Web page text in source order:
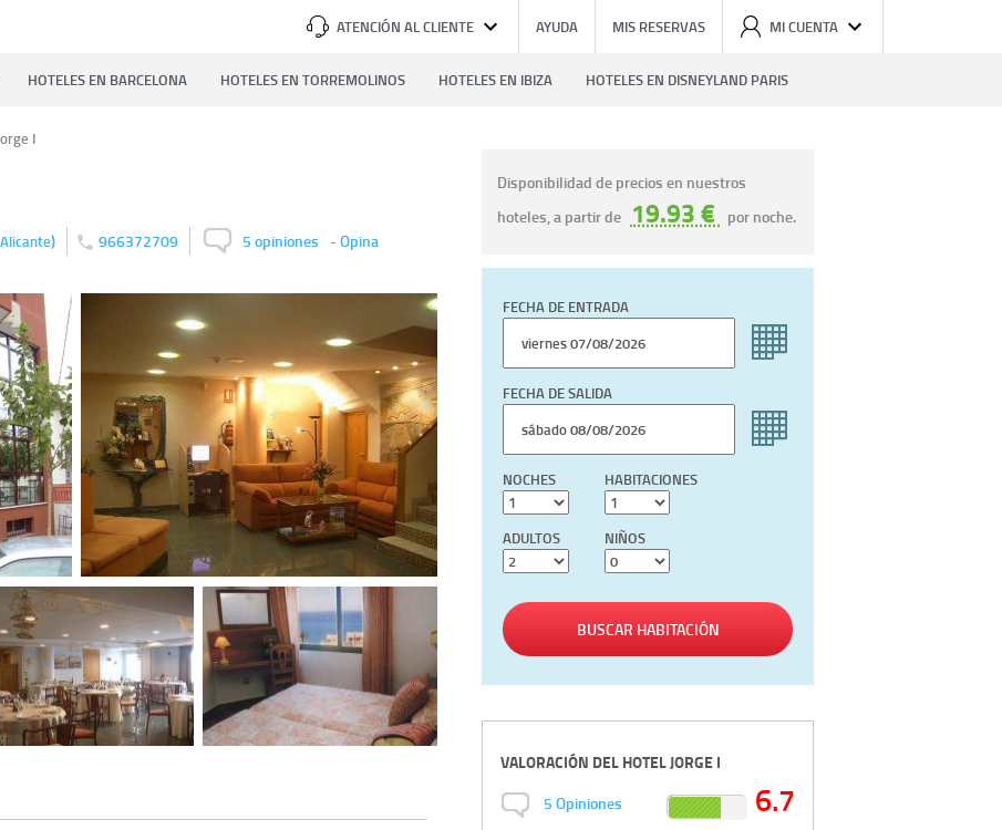
ATENCIÓN AL CLIENTE AYUDA MIS RESERVAS MI CUENTA
HOTELES EN BARCELONA HOTELES EN TORREMOLINOS HOTELES EN IBIZA HOTELES EN DISNEYLAND PARIS
I
Alicante) 966372709 5 opiniones -Opina
Disponibilidad de precios en nuestros
hoteles, a partir de 19.93 € por noche.
FECHA DE ENTRADA
FECHA DE SALIDA
NOCHES HABITACIONES
ADULTOS NIÑOS
BUSCAR HABITACIÓN
VALORACIÓN DELHOTEL JORGE I
5Opiniones 6.7